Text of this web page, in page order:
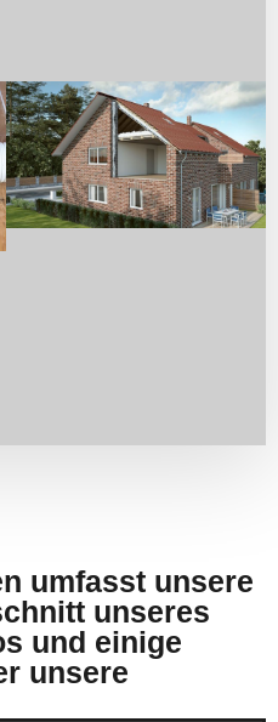
umfasst unsere
unseres
und einige
unsere